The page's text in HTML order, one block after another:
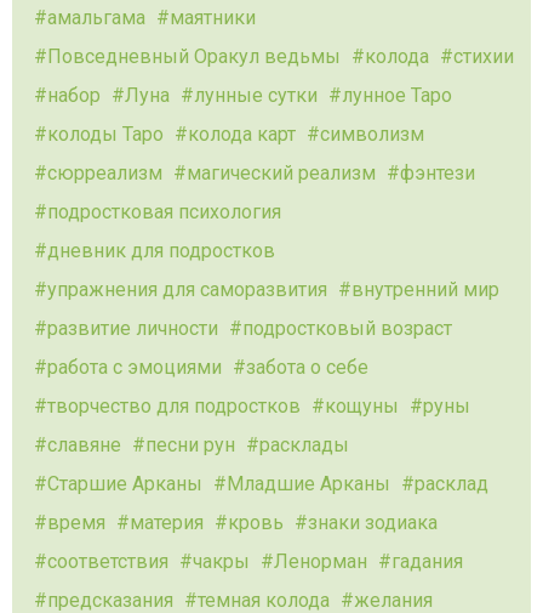
амальгама
маятники
Повседневный Оракул ведьмы
колода
стихии
набор
Луна лунные сутки
лунное Таро
колоды Таро
колода карт
символизм
сюрреализм
магический реализм
фэнтези
подростковая психология
дневник для подростков
упражнения для саморазвития
внутренний мир
развитие личности
подростковый возраст
работа с эмоциями
забота о себе
творчество для подростков
кощуны
руны
славяне
песни рун
расклады
Старшие Арканы
Младшие Арканы
расклад
время
материя кровь
знаки зодиака
соответствия
чакры Ленорман
гадания
предсказания
темная колода
желания